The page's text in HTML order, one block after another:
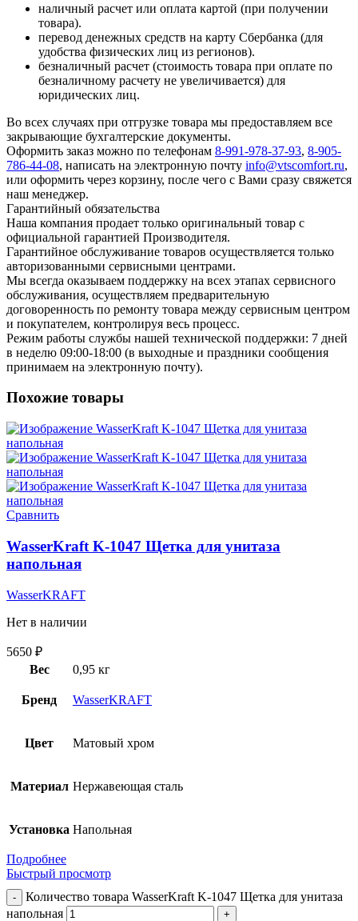
наличный расчет или оплата картой (при получении
товара).
перевод денежных средств на карту Сбербанка (для
удобства физических лиц из регионов).
безналичный расчет (стоимость товара при оплате по
безналичному расчету не увеличивается) для
юридических лиц.
Во всех случаях при отгрузке товара мы предоставляем все
закрывающие бухгалтерские документы.
Оформить заказ можно по телефонам 8-991-978-37-93, 8-905-
786-44-08, написать на электронную почту info@vtscomfort.ru,
или оформить через корзину, после чего с Вами сразу свяжется
наш менеджер.
Гарантийный обязательства
Наша компания продает только оригинальный товар с
официальной гарантией Производителя.
Гарантийное обслуживание товаров осуществляется только
авторизованными сервисными центрами.
Мы всегда оказываем поддержку на всех этапах сервисного
обслуживания, осуществляем предварительную
договоренность по ремонту товара между сервисным центром
и покупателем, контролируя весь процесс.
Режим работы службы нашей технической поддержки: 7 дней
в неделю 09:00-18:00 (в выходные и праздники сообщения
принимаем на электронную почту).
Похожие товары
Сравнить
WasserKraft K-1047 Щетка для унитаза
напольная
WasserKRAFT
Нет в наличии
5650 ₽
Вес
0,95 кг
Бренд WasserKRAFT
Цвет Матовый хром
Материал Нержавеющая сталь
Установка Напольная
Подробнее
Быстрый просмотр
Количество товара WasserKraft K-1047 Щетка для унитаза
напольная